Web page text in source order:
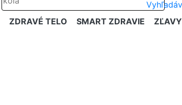
ZDRAVÉ TELO SMART ZDRAVIE ZĽAVY